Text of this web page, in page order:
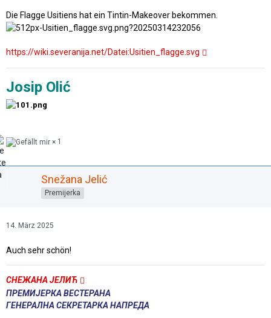
Die Flagge Usitiens hat ein Tintin-Makeover bekommen.
https://wiki.severanija.net/Datei:Usitien_flagge.svg
Josip Olić
1
Snežana Jelić
Premijerka
14. März 2025
Auch sehr schön!
СНЕЖАНА ЈЕЛИЋ
ПРЕМИЈЕРКА ВЕСТЕРАНА
ГЕНЕРАЛНА СЕКРЕТАРКА НАПРЕДА